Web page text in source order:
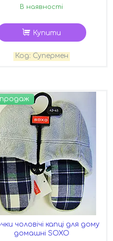
В наявності
Купити
Супермен
чоловічі капці для дому
домашні SOXO